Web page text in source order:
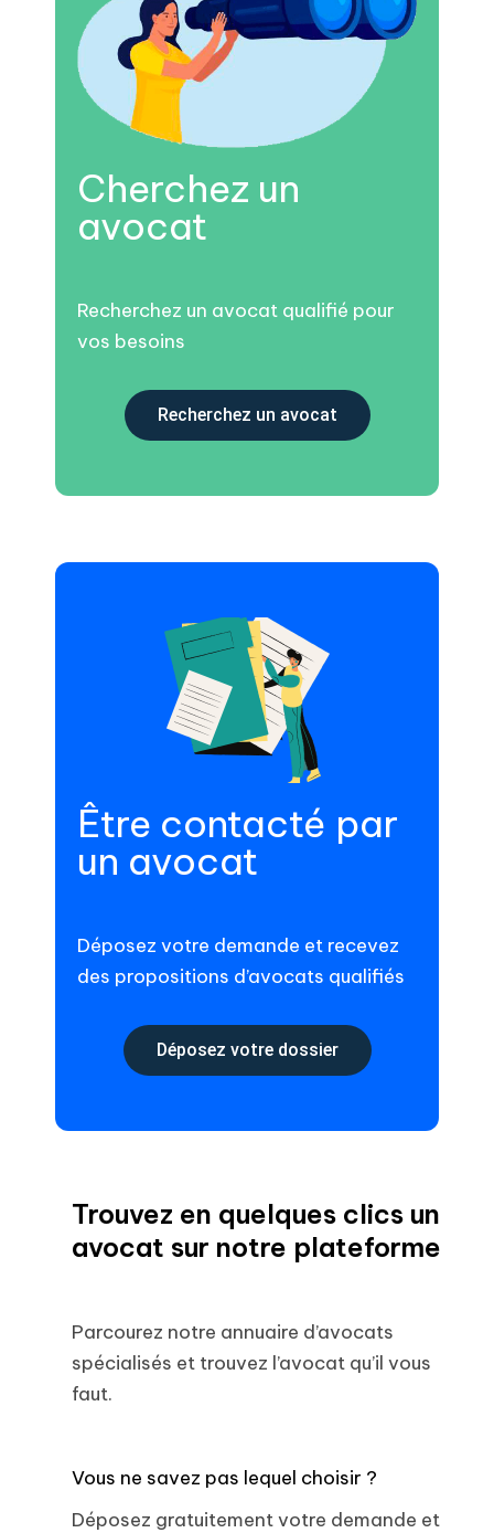
Cherchez un
avocat
Recherchez un avocat qualifié pour
vos besoins
Recherchez un avocat
Être contacté par
un avocat
Déposez votre demande et recevez
des propositions d’avocats qualifiés
Déposez votre dossier
Trouvez en quelques clics un
avocat sur notre plateforme
Parcourez notre annuaire d’avocats
spécialisés et trouvez l’avocat qu’il vous
faut.
Vous ne savez pas lequel choisir ?
Déposez gratuitement votre demande et